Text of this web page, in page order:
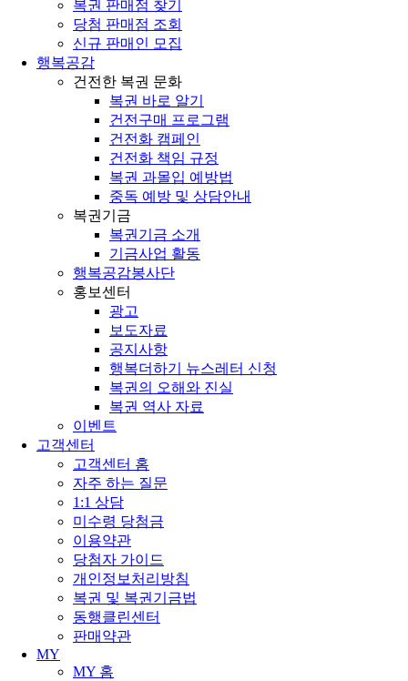
복권 판매점 찾기
당첨 판매점 조회
신규 판매인 모집
행복공감
건전한 복권 문화
복권 바로 알기
건전구매 프로그램
건전화 캠페인
건전화 책임 규정
복권 과몰입 예방법
중독 예방 및 상담안내
복권기금
복권기금 소개
기금사업 활동
행복공감봉사단
홍보센터
광고
보도자료
공지사항
행복더하기 뉴스레터 신청
복권의 오해와 진실
복권 역사 자료
이벤트
고객센터
고객센터 홈
자주 하는 질문
1:1 상담
미수령 당첨금
이용약관
당첨자 가이드
개인정보처리방침
복권 및 복권기금법
동행클린센터
판매약관
MY
MY 홈